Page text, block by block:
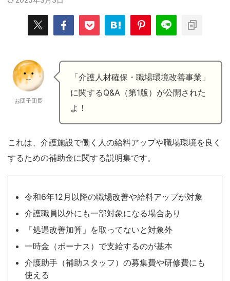
お団子団長
「介護人材確保・職場環境改善事業」
に関するQ&A（第1版）が公開された
よ！
これは、介護施設で働く人の給料アップや職場環境を良く
するための補助金に関する説明集です。
令和6年12月以降の職場改善や給料アップが対象
介護職員以外にも一部対象になる場合あり
「処遇改善加算」を取ってないと対象外
一時金（ボーナス）で支給するのが基本
介護助手（補助スタッフ）の募集費や研修費にも
使える